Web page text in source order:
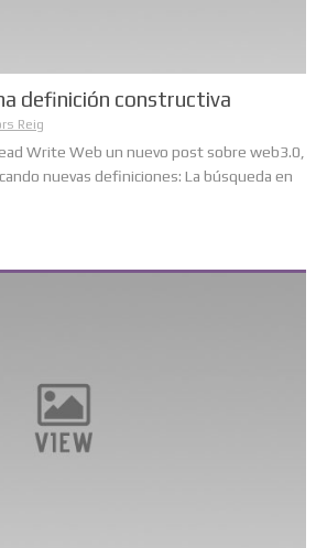
definición constructiva
Reig
Write Web un nuevo post sobre web3.0,
nuevas definiciones: La búsqueda en